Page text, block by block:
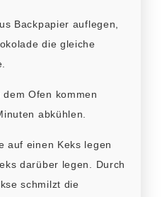
Backpapier auflegen,
die gleiche
Ofen kommen
abkühlen.
auf einen Keks legen
darüber legen. Durch
schmilzt die